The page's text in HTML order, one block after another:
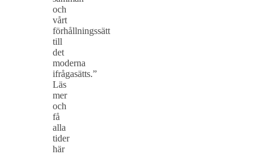
och
vårt
förhållningssätt
till
det
moderna
ifrågasätts.”
Läs
mer
och
få
alla
tider
här